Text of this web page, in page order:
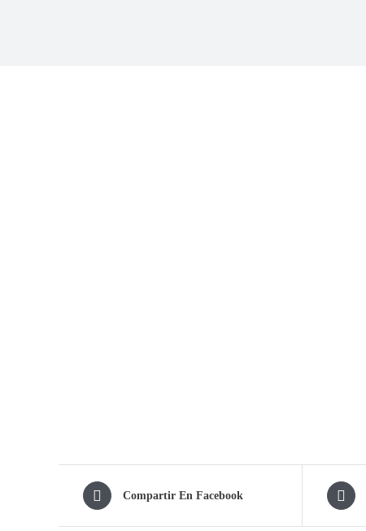
Compartir En Facebook